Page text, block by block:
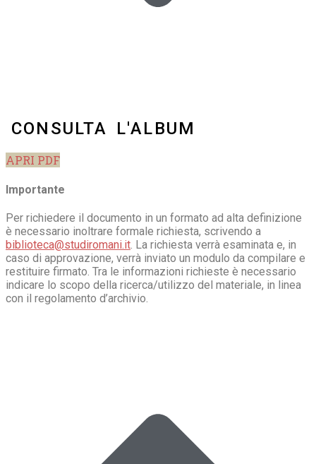
CONSULTA L'ALBUM
APRI PDF
Importante
Per richiedere il documento in un formato ad alta definizione
è necessario inoltrare formale richiesta, scrivendo a
biblioteca@studiromani.it. La richiesta verrà esaminata e, in
caso di approvazione, verrà inviato un modulo da compilare e
restituire firmato. Tra le informazioni richieste è necessario
indicare lo scopo della ricerca/utilizzo del materiale, in linea
con il regolamento d’archivio.